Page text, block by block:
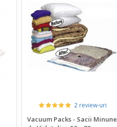
2 review-uri
Vacuum Packs - Sacii Minune